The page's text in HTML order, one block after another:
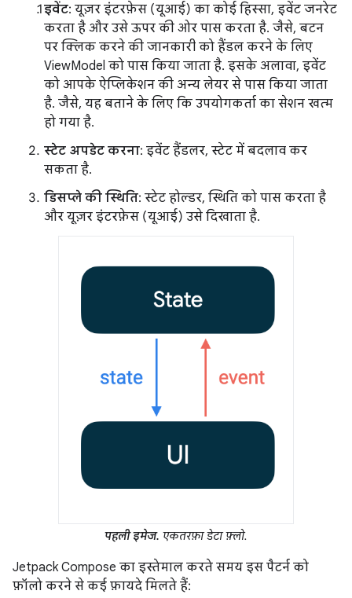
इवेंट: यूज़र इंटरफ़ेस (यूआई) का कोई हिस्सा, इवेंट जनरेट
करता है और उसे ऊपर की ओर पास करता है. जैसे, बटन
पर क्लिक करने की जानकारी को हैंडल करने के लिए
ViewModel को पास किया जाता है. इसके अलावा, इवेंट
को आपके ऐप्लिकेशन की अन्य लेयर से पास किया जाता
है. जैसे, यह बताने के लिए कि उपयोगकर्ता का सेशन खत्म
हो गया है.
स्टेट अपडेट करना: इवेंट हैंडलर, स्टेट में बदलाव कर
सकता है.
डिसप्ले की स्थिति: स्टेट होल्डर, स्थिति को पास करता है
और यूज़र इंटरफ़ेस (यूआई) उसे दिखाता है.
पहली इमेज. एकतरफ़ा डेटा फ़्लो.
Jetpack Compose का इस्तेमाल करते समय इस पैटर्न को
फ़ॉलो करने से कई फ़ायदे मिलते हैं: